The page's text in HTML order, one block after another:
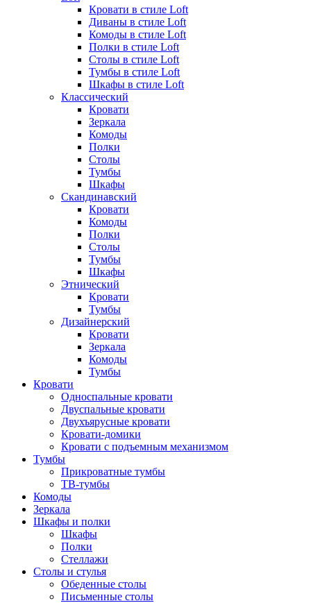
Кровати в стиле Loft
Диваны в стиле Loft
Комоды в стиле Loft
Полки в стиле Loft
Столы в стиле Loft
Тумбы в стиле Loft
Шкафы в стиле Loft
Классический
Кровати
Зеркала
Комоды
Полки
Столы
Тумбы
Шкафы
Скандинавский
Кровати
Комоды
Полки
Столы
Тумбы
Шкафы
Этнический
Кровати
Тумбы
Дизайнерский
Кровати
Зеркала
Комоды
Тумбы
Кровати
Односпальные кровати
Двуспальные кровати
Двухъярусные кровати
Кровати-домики
Кровати с подъемным механизмом
Тумбы
Прикроватные тумбы
ТВ-тумбы
Комоды
Зеркала
Шкафы и полки
Шкафы
Полки
Стеллажи
Столы и стулья
Обеденные столы
Письменные столы